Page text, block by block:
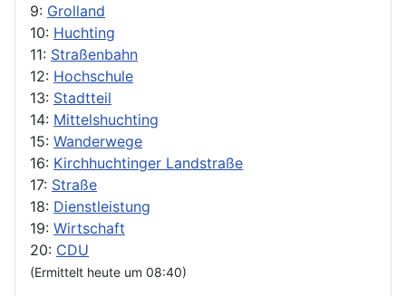
9: Grolland
10: Huchting
11: Straßenbahn
12: Hochschule
13: Stadtteil
14: Mittelshuchting
15: Wanderwege
16: Kirchhuchtinger Landstraße
17: Straße
18: Dienstleistung
19: Wirtschaft
20: CDU
(Ermittelt heute um 08:40)